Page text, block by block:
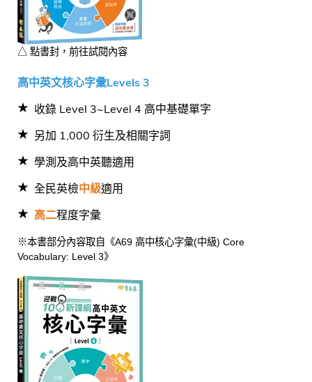
△ 點書封，前往試閱內容
高中英文核心字彙Levels 3
收錄 Level 3~Level 4 高中基礎單字
另加 1,000 衍生及相關字詞
學測及高中英聽適用
全民英檢中級適用
高二程度字彙
※本書部分內容取自《A69 高中核心字彙(中級) Core
Vocabulary: Level 3》